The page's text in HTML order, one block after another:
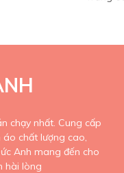
chạy nhất. Cung cấp
chất lượng cao,
Anh mang đến cho
hài lòng